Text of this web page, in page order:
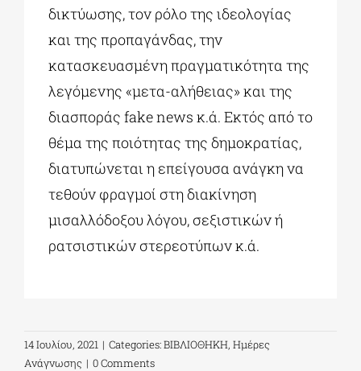
δικτύωσης, τον ρόλο της ιδεολογίας
και της προπαγάνδας, την
κατασκευασμένη πραγματικότητα της
λεγόμενης «μετα-αλήθειας» και της
διασποράς fake news κ.ά. Εκτός από το
θέμα της ποιότητας της δημοκρατίας,
διατυπώνεται η επείγουσα ανάγκη να
τεθούν φραγμοί στη διακίνηση
μισαλλόδοξου λόγου, σεξιστικών ή
ρατσιστικών στερεοτύπων κ.ά.
14 Ιουλίου, 2021 | Categories:ΒΙΒΛΙΟΘΗΚΗ, Ημέρες
Ανάγνωσης | 0 Comments